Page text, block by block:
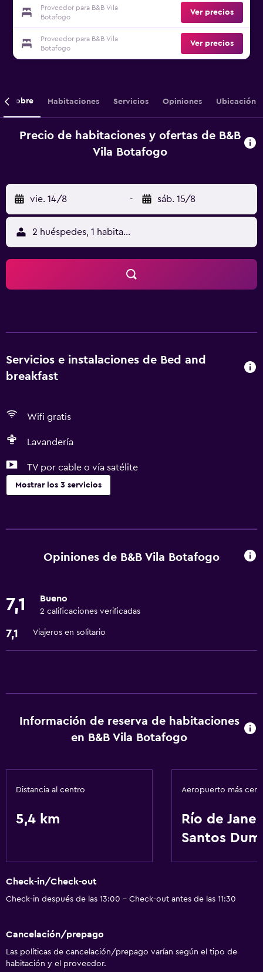
Proveedor para B&B Vila
Botafogo
Ver precios
Proveedor para B&B Vila
Botafogo
Ver precios
Sobre Habitaciones Servicios Opiniones Ubicación
Precio de habitaciones y ofertas de B&B
Vila Botafogo
vie. 14/8 - sáb. 15/8
2 huéspedes, 1 habitación
Servicios e instalaciones de Bed and
breakfast
Wifi gratis
Lavandería
TV por cable o vía satélite
Mostrar los 3 servicios
TV por cable o vía satélite
Lavandería
Servicios básicos
Wifi gratis
Opiniones de B&B Vila Botafogo
7,1 Bueno
2 calificaciones verificadas
7,1 Viajeros en solitario
Información de reserva de habitaciones
en B&B Vila Botafogo
Distancia al centro
5,4 km
Aeropuerto más
Río de
Santos
Check-in/Check-out
Check-in después de las 13:00 - Check-out antes de las 11:30
Cancelación/prepago
Las políticas de cancelación/prepago varían según el tipo de
habitación y el proveedor.